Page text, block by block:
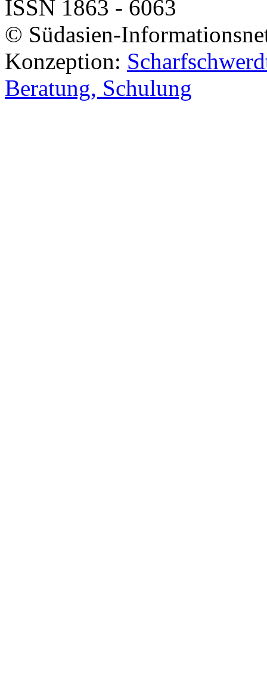
ISSN 1863 - 6063
© Südasien-
Konzeption:
Beratung, Schulung